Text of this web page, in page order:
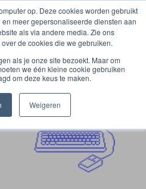
op. Deze cookies worden gebruikt
meer gepersonaliseerde diensten aan
als via andere media. Zie ons
de cookies die we gebruiken.
als je onze site bezoekt. Maar om
we één kleine cookie gebruiken
om deze keus te maken.
Weigeren
van de opleiding
& Retail